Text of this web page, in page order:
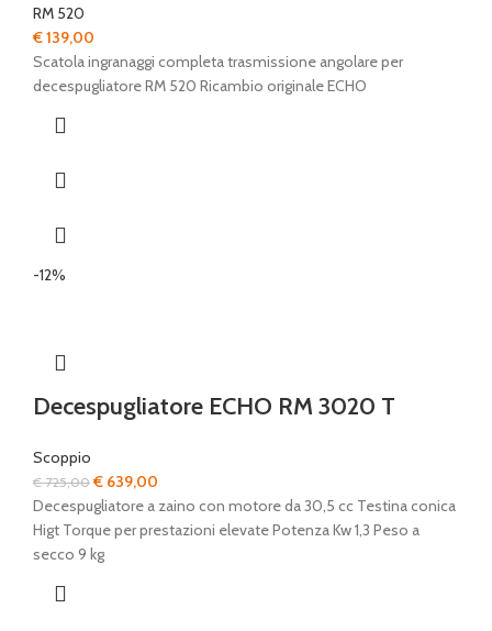
RM 520
€139,00
Scatola ingranaggi completa trasmissione angolare per
decespugliatore RM 520 Ricambio originale ECHO
-12%
Decespugliatore ECHO RM 3020 T
Scoppio
€725,00Il
prezzo
originale
era:
€ 639,00
prezzo
attuale
Decespugliatore a zaino con motore da 30,5 cc Testina conica
Higt Torque per prestazioni elevate Potenza Kw 1,3 Peso a
secco 9 kg